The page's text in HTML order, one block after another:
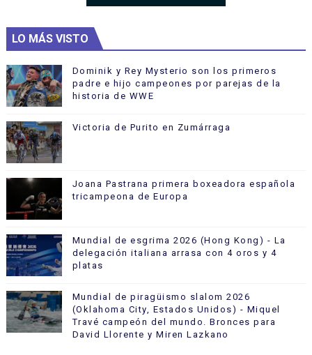
LO MÁS VISTO
Dominik y Rey Mysterio son los primeros
padre e hijo campeones por parejas de la
historia de WWE
Victoria de Purito en Zumárraga
Joana Pastrana primera boxeadora española
tricampeona de Europa
Mundial de esgrima 2026 (Hong Kong) - La
delegación italiana arrasa con 4 oros y 4
platas
Mundial de piragüismo slalom 2026
(Oklahoma City, Estados Unidos) - Miquel
Travé campeón del mundo. Bronces para
David Llorente y Miren Lazkano